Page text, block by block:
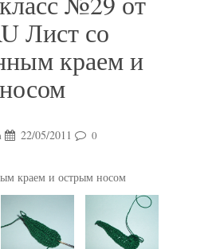
Лист со
краем и
22/05/2011 0
краем и острым носом